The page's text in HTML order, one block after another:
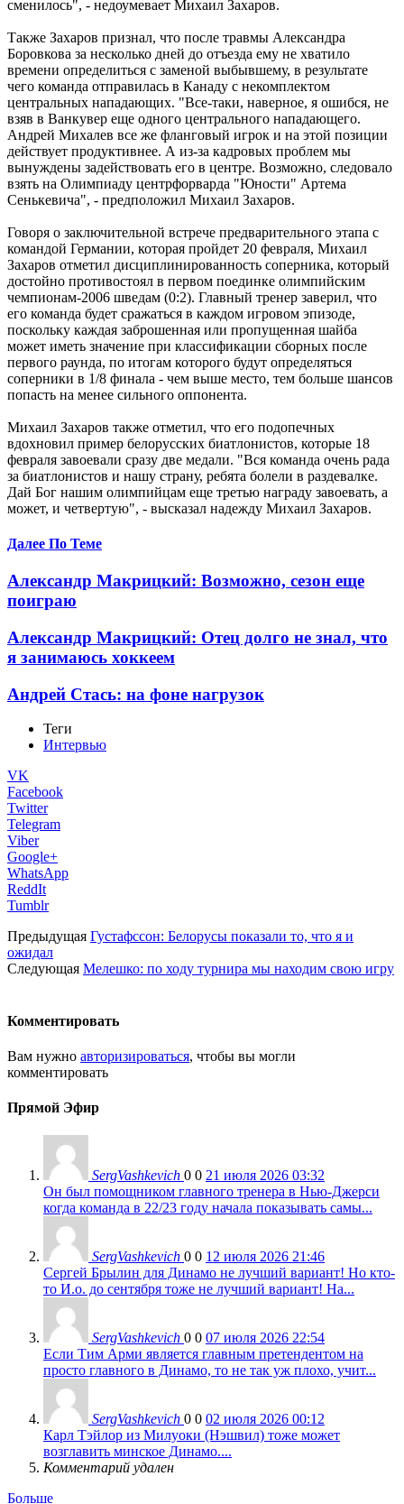
сменилось", - недоумевает Михаил Захаров.
Также Захаров признал, что после травмы Александра
Боровкова за несколько дней до отъезда ему не хватило
времени определиться с заменой выбывшему, в результате
чего команда отправилась в Канаду с некомплектом
центральных нападающих. "Все-таки, наверное, я ошибся, не
взяв в Ванкувер еще одного центрального нападающего.
Андрей Михалев все же фланговый игрок и на этой позиции
действует продуктивнее. А из-за кадровых проблем мы
вынуждены задействовать его в центре. Возможно, следовало
взять на Олимпиаду центрфорварда "Юности" Артема
Сенькевича", - предположил Михаил Захаров.
Говоря о заключительной встрече предварительного этапа с
командой Германии, которая пройдет 20 февраля, Михаил
Захаров отметил дисциплинированность соперника, который
достойно противостоял в первом поединке олимпийским
чемпионам-2006 шведам (0:2). Главный тренер заверил, что
его команда будет сражаться в каждом игровом эпизоде,
поскольку каждая заброшенная или пропущенная шайба
может иметь значение при классификации сборных после
первого раунда, по итогам которого будут определяться
соперники в 1/8 финала - чем выше место, тем больше шансов
попасть на менее сильного оппонента.
Михаил Захаров также отметил, что его подопечных
вдохновил пример белорусских биатлонистов, которые 18
февраля завоевали сразу две медали. "Вся команда очень рада
за биатлонистов и нашу страну, ребята болели в раздевалке.
Дай Бог нашим олимпийцам еще третью награду завоевать, а
может, и четвертую", - высказал надежду Михаил Захаров.
Далее По Теме
Александр Макрицкий: Возможно, сезон еще
поиграю
Александр Макрицкий: Отец долго не знал, что
я занимаюсь хоккеем
Андрей Стась: на фоне нагрузок
Теги
Интервью
VK
Facebook
Twitter
Telegram
Viber
Google+
WhatsApp
ReddIt
Tumblr
Предыдущая Густафссон: Белорусы показали то, что я и
ожидал
Следующая Мелешко: по ходу турнира мы находим свою игру
Комментировать
Вам нужно авторизироваться, чтобы вы могли
комментировать
Прямой Эфир
SergVashkevich 0 0 21 июля 2026 03:32
Он был помощником главного тренера в Нью-Джерси
когда команда в 22/23 году начала показывать самы...
SergVashkevich 0 0 12 июля 2026 21:46
Сергей Брылин для Динамо не лучший вариант! Но кто-
то И.о. до сентября тоже не лучший вариант! На...
SergVashkevich 0 0 07 июля 2026 22:54
Если Тим Арми является главным претендентом на
просто главного в Динамо, то не так уж плохо, учит...
SergVashkevich 0 0 02 июля 2026 00:12
Карл Тэйлор из Милуоки (Нэшвил) тоже может
возглавить минское Динамо....
Комментарий удален
Больше